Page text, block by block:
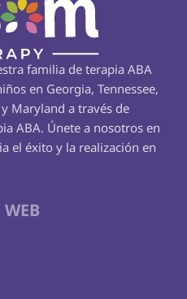
familia de terapia ABA
en Georgia, Tennessee,
Maryland a través de
ABA. Únete a nosotros en
el éxito y la realización en
WEB